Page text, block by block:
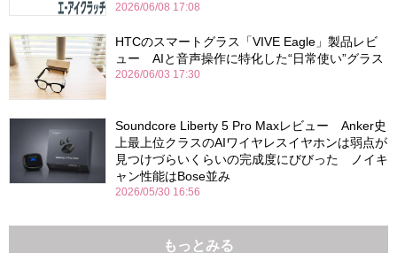
2026/06/08 17:08
HTCのスマートグラス「VIVE Eagle」製品レビ
ュー AIと音声操作に特化した“日常使い”グラス
2026/06/03 17:30
Soundcore Liberty 5 Pro Maxレビュー Anker史
上最上位クラスのAIワイヤレスイヤホンは弱点が
見つけづらいくらいの完成度にびびった ノイキ
ャン性能はBose並み
2026/05/30 16:56
もっとみる